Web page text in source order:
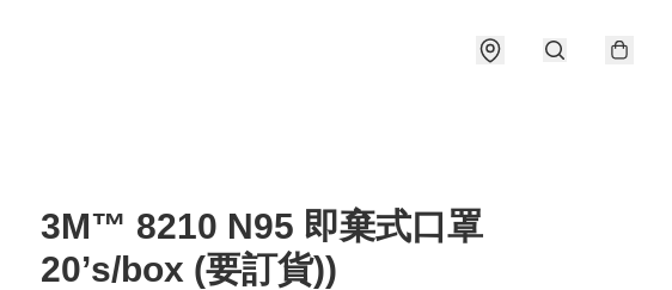
3M™ 8210 N95 即棄式口罩
20’s/box (要訂貨))